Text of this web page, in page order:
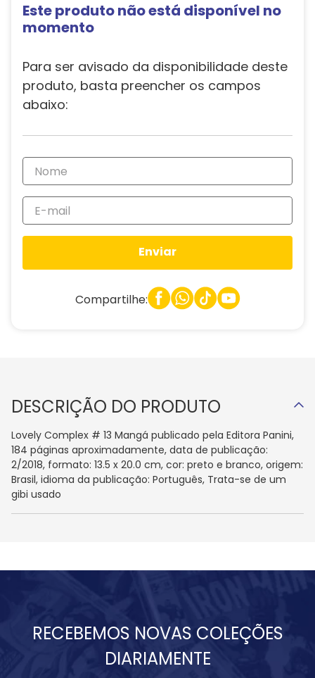
Este produto não está disponível no
momento
Para ser avisado da disponibilidade deste
produto, basta preencher os campos
abaixo:
Enviar
Compartilhe:
DESCRIÇÃO DO PRODUTO
Lovely Complex # 13 Mangá publicado pela Editora Panini,
184 páginas aproximadamente, data de publicação:
2/2018, formato: 13.5 x 20.0 cm, cor: preto e branco, origem:
Brasil, idioma da publicação: Português, Trata-se de um
gibi usado
RECEBEMOS NOVAS COLEÇÕES
DIARIAMENTE